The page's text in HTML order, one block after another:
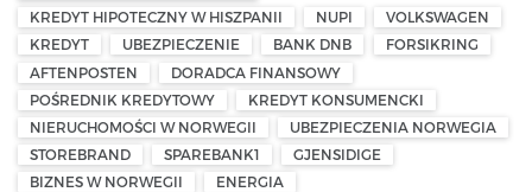
KREDYT HIPOTECZNY W HISZPANII
NUPI
VOLKSWAGEN
KREDYT
UBEZPIECZENIE BANK DNB
FORSIKRING
AFTENPOSTEN
DORADCA FINANSOWY
POŚREDNIK KREDYTOWY
KREDYT KONSUMENCKI
NIERUCHOMOŚCI W NORWEGII
UBEZPIECZENIA NORWEGIA
STOREBRAND
SPAREBANK1
GJENSIDIGE
BIZNES W NORWEGII
ENERGIA